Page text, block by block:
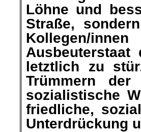
Löhne und
Straße,
Kollegen/
letztlich zu
Trümmern
sozialistische
friedliche,
Unterdrückung